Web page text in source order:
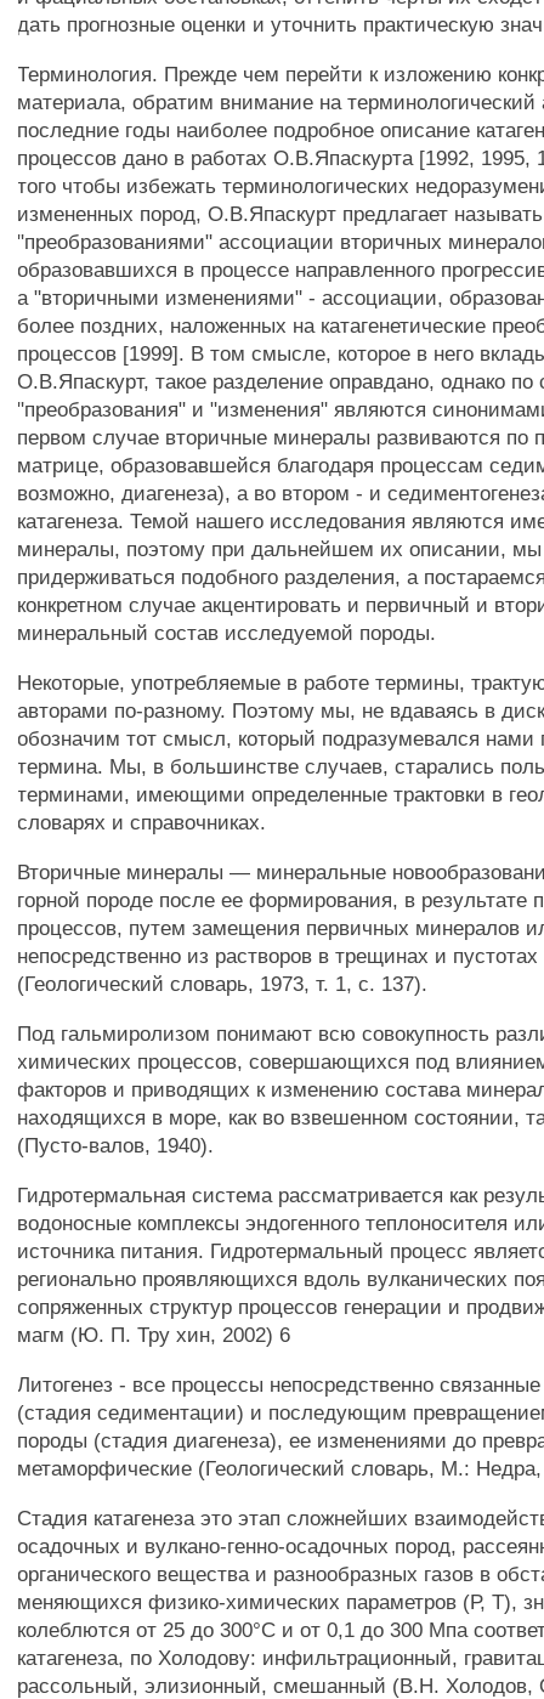
дать прогнозные оценки и уточнить практическую
Терминология. Прежде чем перейти к изложению
материала, обратим внимание на терминологический
последние годы наиболее подробное описание
процессов дано в работах О.В.Япаскурта [1992,
того чтобы избежать терминологических
измененных пород, О.В.Япаскурт предлагает называть
"преобразованиями" ассоциации вторичных
образовавшихся в процессе направленного
а "вторичными изменениями" - ассоциации,
более поздних, наложенных на катагенетические
процессов [1999]. В том смысле, которое в него
О.В.Япаскурт, такое разделение оправдано, однако по
"преобразования" и "изменения" являются
первом случае вторичные минералы развиваются по
матрице, образовавшейся благодаря процессам
возможно, диагенеза), а во втором - и
катагенеза. Темой нашего исследования являются
минералы, поэтому при дальнейшем их описании,
придерживаться подобного разделения, а
конкретном случае акцентировать и первичный и
минеральный состав исследуемой породы.
Некоторые, употребляемые в работе термины,
авторами по-разному. Поэтому мы, не вдаваясь в
обозначим тот смысл, который подразумевался
термина. Мы, в большинстве случаев, старались
терминами, имеющими определенные трактовки в
словарях и справочниках.
Вторичные минералы — минеральные
горной породе после ее формирования, в результате
процессов, путем замещения первичных минералов
непосредственно из растворов в трещинах и
(Геологический словарь, 1973, т. 1, с. 137).
Под гальмиролизом понимают всю совокупность
химических процессов, совершающихся под
факторов и приводящих к изменению состава
находящихся в море, как во взвешенном состоянии,
(Пусто-валов, 1940).
Гидротермальная система рассматривается как
водоносные комплексы эндогенного теплоносителя
источника питания. Гидротермальный процесс
регионально проявляющихся вдоль вулканических
сопряженных структур процессов генерации и
магм (Ю. П. Тру хин, 2002) 6
Литогенез - все процессы непосредственно
(стадия седиментации) и последующим
породы (стадия диагенеза), ее изменениями до
метаморфические (Геологический словарь, М.:
Стадия катагенеза это этап сложнейших
осадочных и вулкано-генно-осадочных пород,
органического вещества и разнообразных газов в
меняющихся физико-химических параметров (Р, Т),
колеблются от 25 до 300°С и от 0,1 до 300 Мпа
катагенеза, по Холодову: инфильтрационный,
рассольный, элизионный, смешанный (В.Н. Холодов,